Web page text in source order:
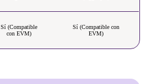
Sí (Compatible
con EVM)
Sí (Compatible con
EVM)